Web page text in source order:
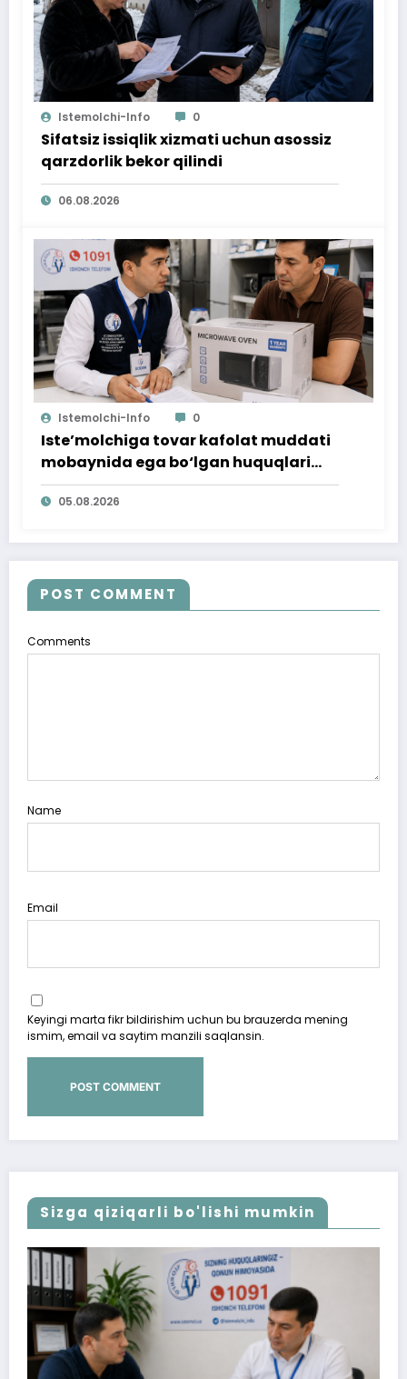
Istemolchi-Info 0
Sifatsiz issiqlik xizmati uchun asossiz
qarzdorlik bekor qilindi
06.08.2026
Istemolchi-Info 0
Iste’molchiga tovar kafolat muddati
mobaynida ega bo‘lgan huquqlari
ta’minlab berildi
05.08.2026
POST COMMENT
Comments
Name
Email
Keyingi marta fikr bildirishim uchun bu brauzerda mening
ismim, email va saytim manzili saqlansin.
Sizga qiziqarli bo'lishi mumkin